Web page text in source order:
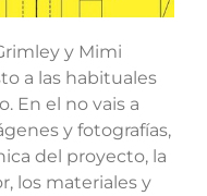
y Mimi
a las habituales
En el no vais a
y fotografías,
del proyecto, la
los materiales y